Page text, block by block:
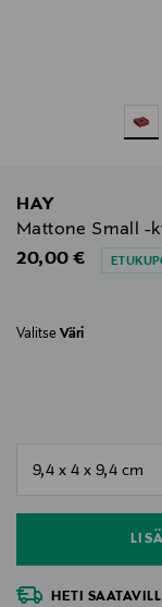
HAY
Mattone Small -
Original Price
20,00 €
Valitse Väri
HETI